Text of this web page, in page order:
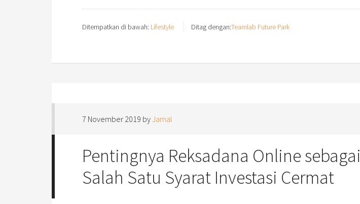
Ditempatkan di bawah: Lifestyle Ditag dengan:Teamlab Future Park
7 November 2019 byJamal
Pentingnya Reksadana Online sebagai
Salah Satu Syarat Investasi Cermat